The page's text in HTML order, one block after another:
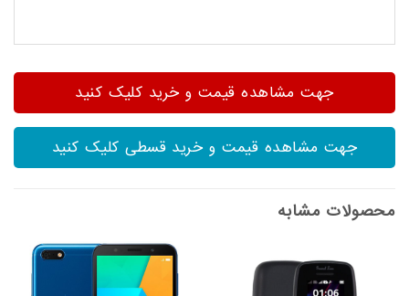
جهت مشاهده قیمت و خرید کلیک کنید
جهت مشاهده قیمت و خرید قسطی کلیک کنید
محصولات مشابه